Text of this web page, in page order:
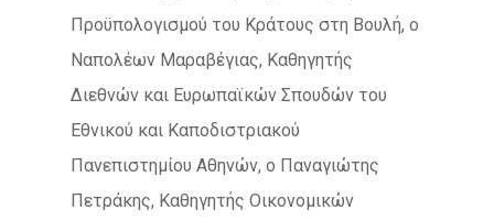
Προϋπολογισμού του Κράτους στη Βουλή, ο
Ναπολέων Μαραβέγιας, Καθηγητής
Διεθνών και Ευρωπαϊκών Σπουδών του
Εθνικού και Καποδιστριακού
Πανεπιστημίου Αθηνών, ο Παναγιώτης
Πετράκης, Καθηγητής Οικονομικών